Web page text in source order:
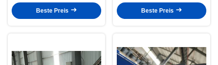
Beste Preis
Beste Preis